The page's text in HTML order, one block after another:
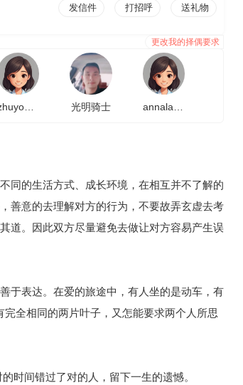
发信件 打招呼 送礼物
更改我的择偶要求
zhuyongxiang2023 光明骑士 annalalala
的生活方式、成长环境，在相互并不了解的
善意的去理解对方的行为，不要故弄玄虚去考
道。因此双方尽量避免去做让对方容易产生误
表达。在爱的旅途中，有人坐的是动车，有
全相同的两片叶子，又怎能要求两个人所思
间错过了对的人，留下一生的遗憾。